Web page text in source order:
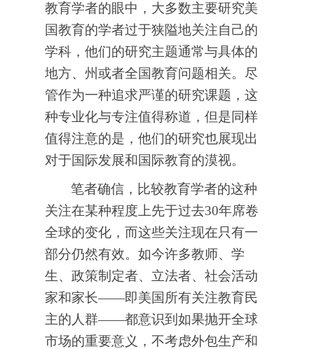
教育学者的眼中，大多数主要研究美
国教育的学者过于狭隘地关注自己的
学科，他们的研究主题通常与具体的
地方、州或者全国教育问题相关。尽
管作为一种追求严谨的研究课题，这
种专业化与专注值得称道，但是同样
值得注意的是，他们的研究也展现出
对于国际发展和国际教育的漠视。
笔者确信，比较教育学者的这种
关注在某种程度上先于过去30年席卷
全球的变化，而这些关注现在只有一
部分仍然有效。如今许多教师、学
生、政策制定者、立法者、社会活动
家和家长——即美国所有关注教育民
主的人群——都意识到如果抛开全球
市场的重要意义，不考虑外包生产和